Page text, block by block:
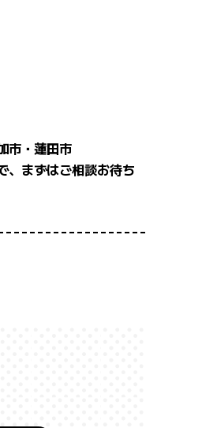
市・蓮田市
、まずはご相談お待ち